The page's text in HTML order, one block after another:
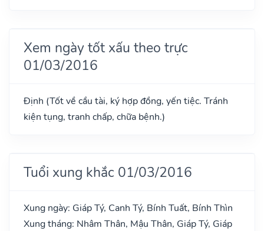
Xem ngày tốt xấu theo trực
01/03/2016
Định (Tốt về cầu tài, ký hợp đồng, yến tiệc. Tránh
kiện tụng, tranh chấp, chữa bệnh.)
Tuổi xung khắc 01/03/2016
Xung ngày: Giáp Tý, Canh Tý, Bính Tuất, Bính Thìn
Xung tháng: Nhâm Thân, Mậu Thân, Giáp Tý, Giáp